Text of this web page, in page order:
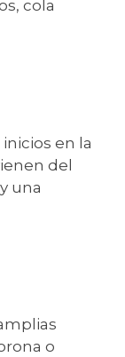
cola
en la
del
una
o